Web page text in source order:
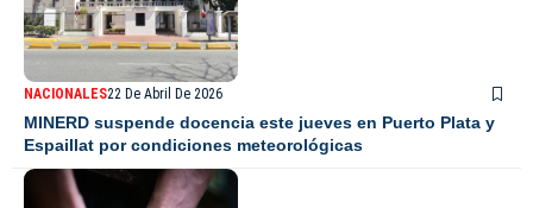
NACIONALES22 De Abril De 2026
MINERD suspende docencia este jueves en Puerto Plata y
Espaillat por condiciones meteorológicas